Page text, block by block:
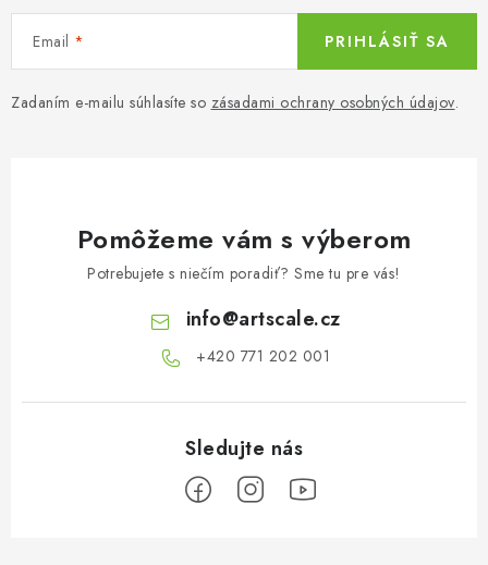
Email
Zadaním e-mailu súhlasíte so zásadami ochrany osobných údajov.
PRIHLÁSIŤ SA
Pomôžeme vám s výberom
Potrebujete s niečím poradiť? Sme tu pre vás!
info@artscale.cz
+420 771 202 001​